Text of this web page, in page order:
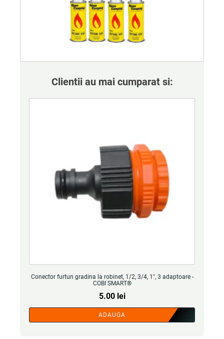
Clientii au mai cumparat si:
Conector furtun gradina la robinet, 1/2, 3/4, 1", 3 adaptoare -
COBI SMART®
5.00 lei
ADAUGA